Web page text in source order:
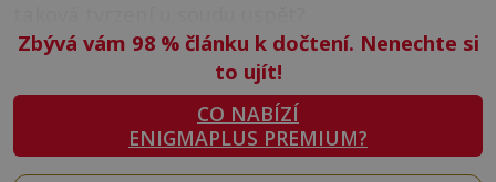
Zbývá vám 98 %článku k dočtení. Nenechte si
to ujít!
CO NABÍZÍ
ENIGMAPLUS PREMIUM?